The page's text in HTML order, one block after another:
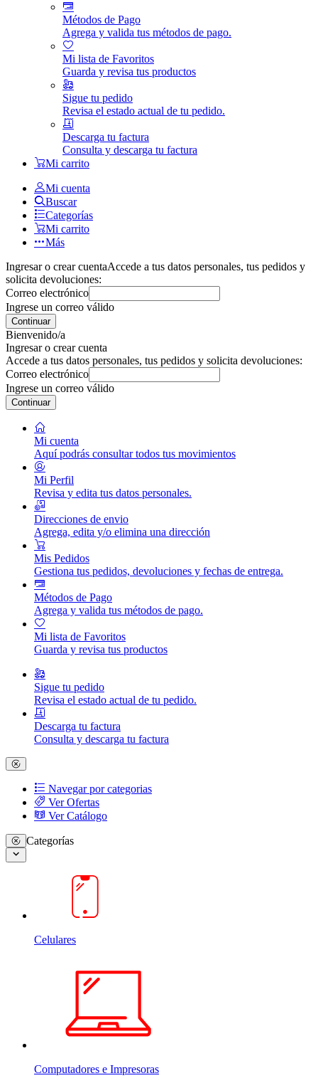
Métodos de Pago
Agrega y valida tus métodos de pago.
Mi lista de Favoritos
Guarda y revisa tus productos
Sigue tu pedido
Revisa el estado actual de tu pedido.
Descarga tu factura
Consulta y descarga tu factura
Mi carrito
Mi cuenta
Buscar
Categorías
Mi carrito
Más
Ingresar o crear cuentaAccede a tus datos personales, tus pedidos y
solicita devoluciones:
Correo electrónico
Ingrese un correo válido
Continuar
Bienvenido/a
Ingresar o crear cuenta
Accede a tus datos personales, tus pedidos y solicita devoluciones:
Correo electrónico
Ingrese un correo válido
Continuar
Mi cuenta
Aquí podrás consultar todos tus movimientos
Mi Perfil
Revisa y edita tus datos personales.
Direcciones de envio
Agrega, edita y/o elimina una dirección
Mis Pedidos
Gestiona tus pedidos, devoluciones y fechas de entrega.
Métodos de Pago
Agrega y valida tus métodos de pago.
Mi lista de Favoritos
Guarda y revisa tus productos
Sigue tu pedido
Revisa el estado actual de tu pedido.
Descarga tu factura
Consulta y descarga tu factura
Navegar por categorias
Ver Ofertas
Ver Catálogo
Categorías
Celulares
Computadores e Impresoras